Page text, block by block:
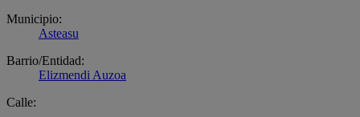
Municipio:
Asteasu
Barrio/Entidad:
Elizmendi Auzoa
Calle: